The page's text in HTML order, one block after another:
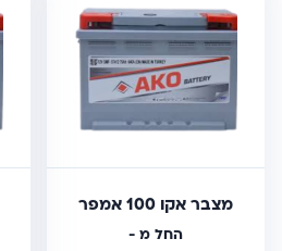
מצבר אקו 100 אמפר
החל מ -